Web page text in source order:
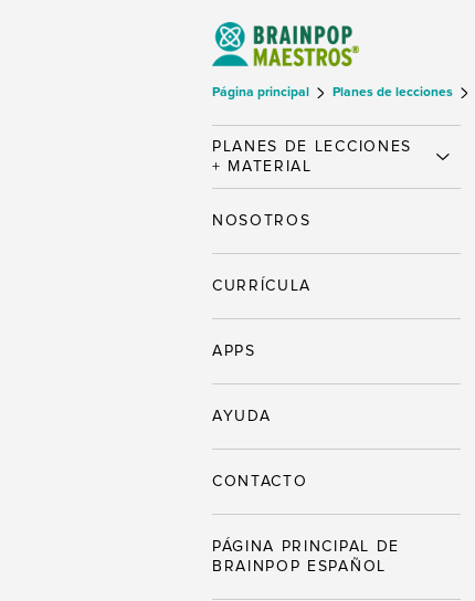
Página principal Planes de lecciones
PLANES DE LECCIONES
+ MATERIAL
NOSOTROS
CURRÍCULA
APPS
AYUDA
CONTACTO
PÁGINA PRINCIPAL DE
BRAINPOP ESPAÑOL